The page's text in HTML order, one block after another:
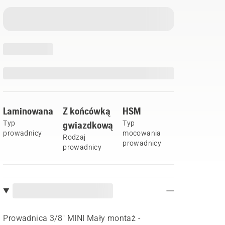
Laminowana
Typ
prowadnicy
Z końcówką
gwiazdkową
Rodzaj
prowadnicy
HSM
Typ
mocowania
prowadnicy
Prowadnica 3/8" MINI Mały montaż -